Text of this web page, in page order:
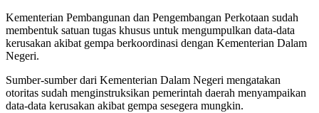
Kementerian Pembangunan dan Pengembangan Perkotaan sudah
membentuk satuan tugas khusus untuk mengumpulkan data-data
kerusakan akibat gempa berkoordinasi dengan Kementerian Dalam
Negeri.
Sumber-sumber dari Kementerian Dalam Negeri mengatakan
otoritas sudah menginstruksikan pemerintah daerah menyampaikan
data-data kerusakan akibat gempa sesegera mungkin.